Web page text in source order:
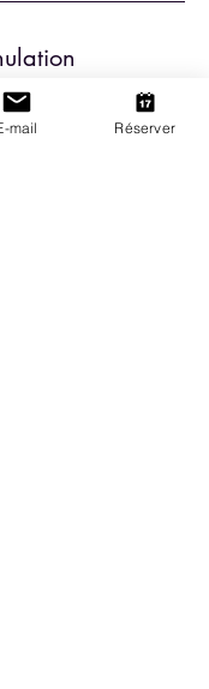
un minimum de 3
manque de participant
mail Réserver